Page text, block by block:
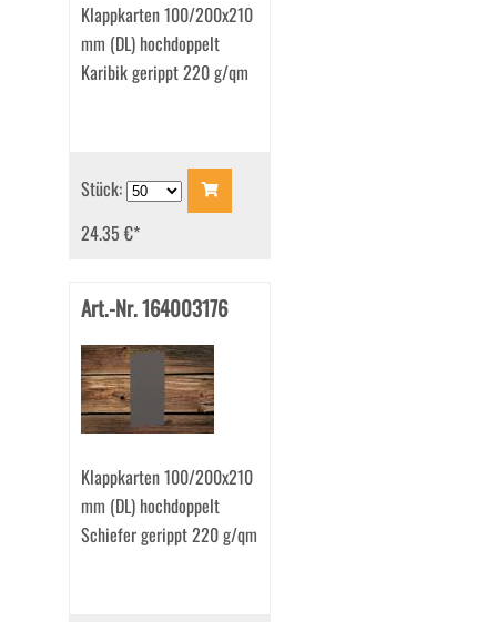
Klappkarten 100/200x210
mm (DL) hochdoppelt
Karibik gerippt 220 g/qm
Stück:
24.35 €*
Art.-Nr. 164003176
Klappkarten 100/200x210
mm (DL) hochdoppelt
Schiefer gerippt 220 g/qm